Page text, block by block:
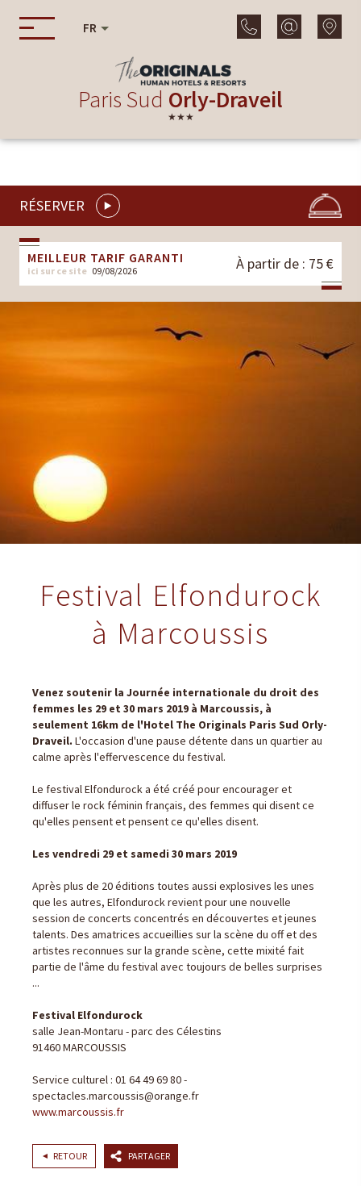
FR
Paris Sud Orly-Draveil
★★★
RÉSERVER
MEILLEUR TARIF GARANTI
ici sur ce site 09/08/2026 À partir de : 75 €
Festival Elfondurock
à Marcoussis
Venez soutenir la Journée internationale du droit des
femmes les 29 et 30 mars 2019 à Marcoussis, à
seulement 16km de l'Hotel The Originals Paris Sud Orly-
Draveil. L'occasion d'une pause détente dans un quartier au
calme après l'effervescence du festival.
Le festival Elfondurock a été créé pour encourager et
diffuser le rock féminin français, des femmes qui disent ce
qu'elles pensent et pensent ce qu'elles disent.
Les vendredi 29 et samedi 30 mars 2019
Après plus de 20 éditions toutes aussi explosives les unes
que les autres, Elfondurock revient pour une nouvelle
session de concerts concentrés en découvertes et jeunes
talents. Des amatrices accueillies sur la scène du off et des
artistes reconnues sur la grande scène, cette mixité fait
partie de l'âme du festival avec toujours de belles surprises
...
Festival Elfondurock
salle Jean-Montaru - parc des Célestins
91460 MARCOUSSIS
Service culturel : 01 64 49 69 80 -
spectacles.marcoussis@orange.fr
www.marcoussis.fr
RETOUR PARTAGER